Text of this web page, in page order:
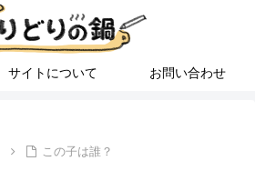
サイトについて お問い合わせ
この子は誰？